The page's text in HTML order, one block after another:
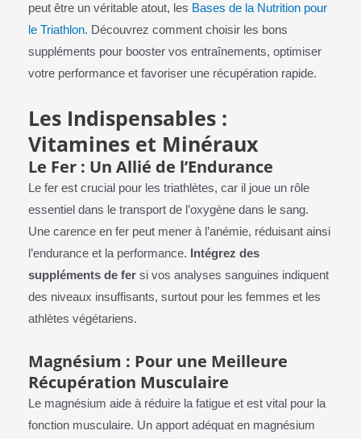
peut être un véritable atout, les Bases de la Nutrition pour
le Triathlon. Découvrez comment choisir les bons
suppléments pour booster vos entraînements, optimiser
votre performance et favoriser une récupération rapide.
Les Indispensables :
Vitamines et Minéraux
Le Fer : Un Allié de l’Endurance
Le fer est crucial pour les triathlètes, car il joue un rôle
essentiel dans le transport de l’oxygène dans le sang.
Une carence en fer peut mener à l’anémie, réduisant ainsi
l’endurance et la performance.
Intégrez des
suppléments de fersi vos analyses sanguines indiquent
des niveaux insuffisants, surtout pour les femmes et les
athlètes végétariens.
Magnésium : Pour une Meilleure
Récupération Musculaire
Le magnésium aide à réduire la fatigue et est vital pour la
fonction musculaire. Un apport adéquat en magnésium